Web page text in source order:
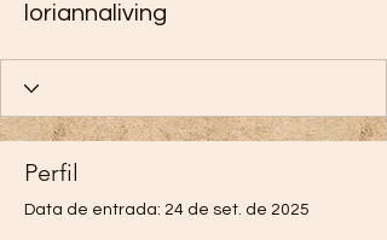
loriannaliving
Perfil
Data de entrada: 24 de set. de 2025